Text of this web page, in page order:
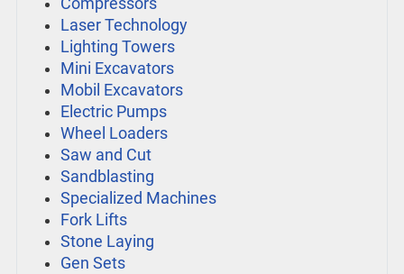
Laser Technology
Lighting Towers
Mini Excavators
Mobil Excavators
Electric Pumps
Wheel Loaders
Saw and Cut
Sandblasting
Specialized Machines
Fork Lifts
Stone Laying
Gen Sets